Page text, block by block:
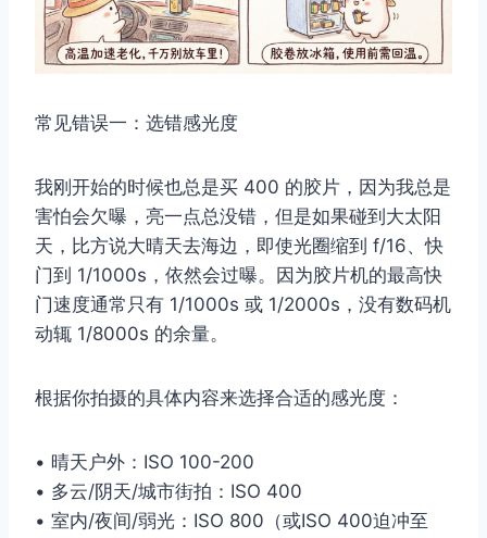
常见错误一：选错感光度
我刚开始的时候也总是买 400 的胶片，因为我总是
害怕会欠曝，亮一点总没错，但是如果碰到大太阳
天，比方说大晴天去海边，即使光圈缩到 f/16、快
门到 1/1000s，依然会过曝。因为胶片机的最高快
门速度通常只有 1/1000s 或 1/2000s，没有数码机
动辄 1/8000s 的余量。
根据你拍摄的具体内容来选择合适的感光度：
• 晴天户外：ISO 100-200
• 多云/阴天/城市街拍：ISO 400
• 室内/夜间/弱光：ISO 800（或ISO 400迫冲至